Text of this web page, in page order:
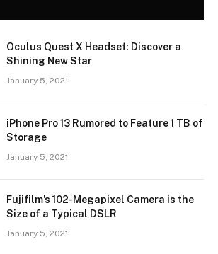
Oculus Quest X Headset: Discover a
Shining New Star
January 5, 2021
iPhone Pro 13 Rumored to Feature 1 TB of
Storage
January 5, 2021
Fujifilm’s 102-Megapixel Camera is the
Size of a Typical DSLR
January 5, 2021